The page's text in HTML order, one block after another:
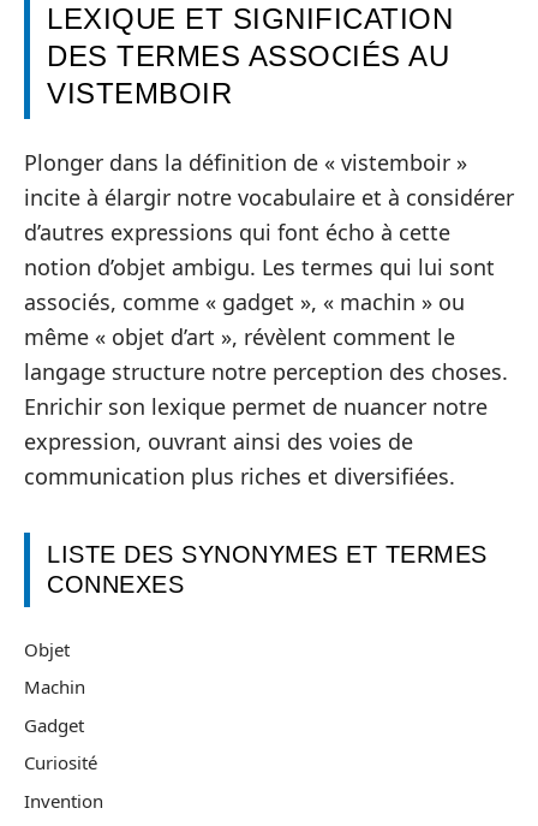
LEXIQUE ET SIGNIFICATION
DES TERMES ASSOCIÉS AU
VISTEMBOIR
Plonger dans la définition de « vistemboir »
incite à élargir notre vocabulaire et à considérer
d’autres expressions qui font écho à cette
notion d’objet ambigu. Les termes qui lui sont
associés, comme « gadget », « machin » ou
même « objet d’art », révèlent comment le
langage structure notre perception des choses.
Enrichir son lexique permet de nuancer notre
expression, ouvrant ainsi des voies de
communication plus riches et diversifiées.
LISTE DES SYNONYMES ET TERMES
CONNEXES
Objet
Machin
Gadget
Curiosité
Invention